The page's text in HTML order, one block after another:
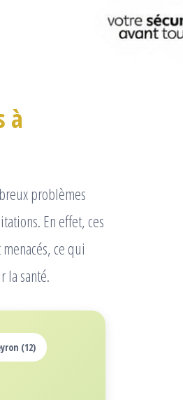
à
problèmes
En effet, ces
ce qui
la santé.
(12)